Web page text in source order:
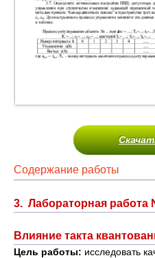
Содержание работы
3. Лабораторная работа
Влияние такта
Цель работы: исследовать